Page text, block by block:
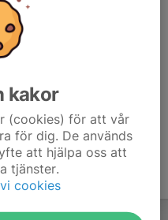
kakor
(cookies) för att vår
för dig. De används
att hjälpa oss att
tjänster.
cookies